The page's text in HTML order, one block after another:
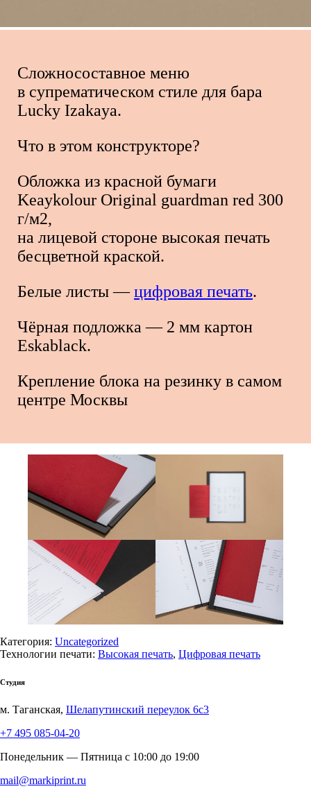
Сложносоставное меню
в супрематическом стиле для бара
Lucky Izakaya.
Что в этом конструкторе?
Обложка из красной бумаги
Keaykolour Original guardman red 300
г/м2,
на лицевой стороне высокая печать
бесцветной краской.
Белые листы —цифровая печать.
Чёрная подложка — 2 мм картон
Eskablack.
Крепление блока на резинку в самом
центре Москвы
Категория: Uncategorized
Технологии печати: Высокая печать, Цифровая печать
Студия
м. Таганская, Шелапутинский переулок 6с3
+7 495 085-04-20
Понедельник — Пятница c 10:00 до 19:00
mail@markiprint.ru